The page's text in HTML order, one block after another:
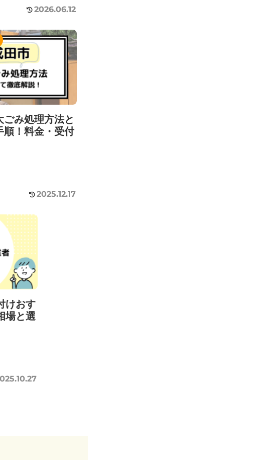
2026.06.12
ごみ処理方法と
順！料金・受付
2025.12.17
けおす
場と選